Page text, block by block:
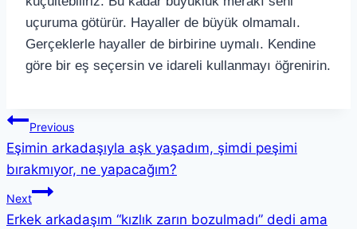
uçuruma götürür. Hayaller de büyük olmamalı.
Gerçeklerle hayaller de birbirine uymalı. Kendine
göre bir eş seçersin ve idareli kullanmayı öğrenirin.
Previous
Eşimin arkadaşıyla aşk yaşadım, şimdi peşimi
bırakmıyor, ne yapacağım?
Next
Erkek arkadaşım “kızlık zarın bozulmadı” dedi ama